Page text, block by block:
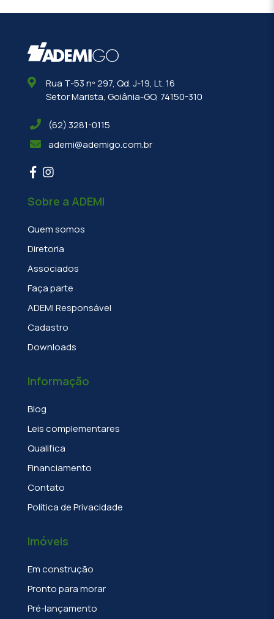
Rua T-53 nº 297, Qd. J-19, Lt. 16
Setor Marista, Goiânia-GO, 74150-310
(62) 3281-0115
ademi@ademigo.com.br
Sobre a ADEMI
Quem somos
Diretoria
Associados
Faça parte
ADEMI Responsável
Cadastro
Downloads
Informação
Blog
Leis complementares
Qualifica
Financiamento
Contato
Política de Privacidade
Imóveis
Em construção
Pronto para morar
Pré-lançamento